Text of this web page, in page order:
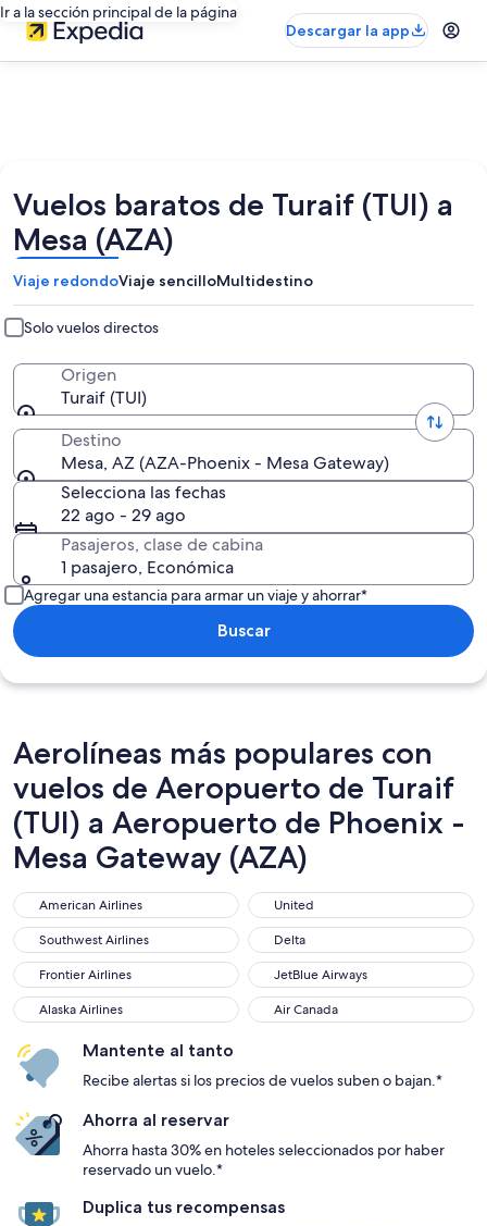
Ir a la sección principal de la página
Descargar la app
Vuelos baratos de Turaif (TUI) a
Mesa (AZA)
Viaje redondoViaje sencilloMultidestino
Solo vuelos directos
Origen
Turaif (TUI)
Destino
Mesa, AZ (AZA-Phoenix - Mesa Gateway)
Selecciona las fechas
22 ago - 29 ago
Pasajeros, clase de cabina
1 pasajero, Económica
Agregar una estancia para armar un viaje y ahorrar*
Buscar
Aerolíneas más populares con
vuelos de Aeropuerto de Turaif
(TUI) a Aeropuerto de Phoenix -
Mesa Gateway (AZA)
American Airlines
American Airlines United
United
Southwest Airlines
Southwest Airlines Delta
Delta
Frontier Airlines
Frontier Airlines JetBlue Airways
JetBlue Airways
Alaska Airlines
Alaska Airlines Air Canada
Air Canada
Mantente al tanto
Recibe alertas si los precios de vuelos suben o bajan.*
Ahorra al reservar
Ahorra hasta 30% en hoteles seleccionados por haber
reservado un vuelo.*
Duplica tus recompensas